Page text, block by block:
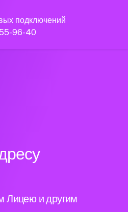
подключений
96-40
Лицею и другим